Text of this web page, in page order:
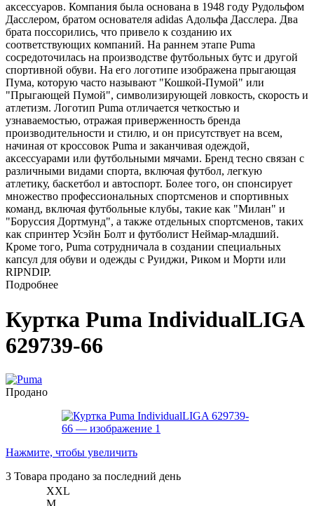
аксессуаров. Компания была основана в 1948 году Рудольфом
Дасслером, братом основателя adidas Адольфа Дасслера. Два
брата поссорились, что привело к созданию их
соответствующих компаний. На раннем этапе Puma
сосредоточилась на производстве футбольных бутс и другой
спортивной обуви. На его логотипе изображена прыгающая
Пума, которую часто называют "Кошкой-Пумой" или
"Прыгающей Пумой", символизирующей ловкость, скорость и
атлетизм. Логотип Puma отличается четкостью и
узнаваемостью, отражая приверженность бренда
производительности и стилю, и он присутствует на всем,
начиная от кроссовок Puma и заканчивая одеждой,
аксессуарами или футбольными мячами. Бренд тесно связан с
различными видами спорта, включая футбол, легкую
атлетику, баскетбол и автоспорт. Более того, он спонсирует
множество профессиональных спортсменов и спортивных
команд, включая футбольные клубы, такие как "Милан" и
"Боруссия Дортмунд", а также отдельных спортсменов, таких
как спринтер Усэйн Болт и футболист Неймар-младший.
Кроме того, Puma сотрудничала в создании специальных
капсул для обуви и одежды с Руиджи, Риком и Морти или
RIPNDIP.
Подробнее
Куртка Puma IndividualLIGA
629739-66
Продано
Нажмите, чтобы увеличить
3 Товара продано за последний день
XXL